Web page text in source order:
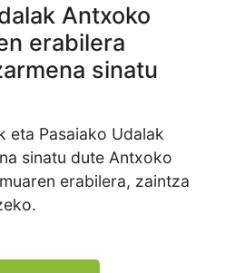
Antxoko
erabilera
sinatu
eta Pasaiako Udalak
sinatu dute Antxoko
erabilera, zaintza